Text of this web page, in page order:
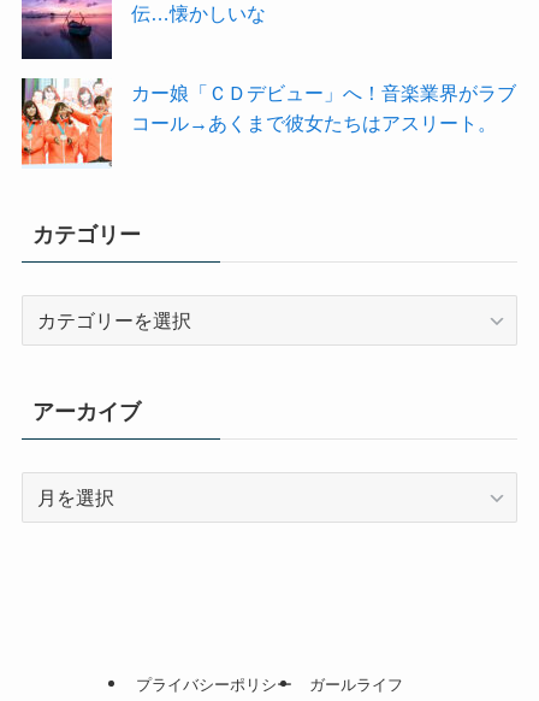
伝…懐かしいな
カー娘「ＣＤデビュー」へ！音楽業界がラブ
コール→あくまで彼女たちはアスリート。
カテゴリー
リ
ー
アーカイブ
プライバシーポリシー ガールライフ